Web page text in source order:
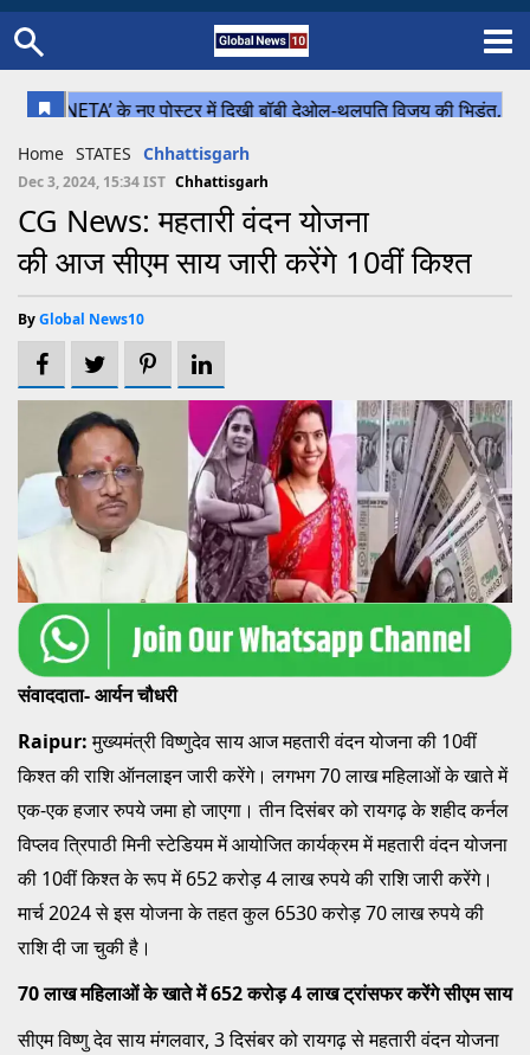
Uttar Pradesh
Chhattisgarh
Bihar
Cricket
Football
Home STATES Chhattisgarh
Dec 3, 2024, 15:34 IST Chhattisgarh
CG News: महतारी वंदन योजना
की आज सीएम साय जारी करेंगे 10वीं किश्त
ByGlobal News10
संवाददाता- आर्यन चौधरी
Raipur:मुख्यमंत्री विष्णुदेव साय आज महतारी वंदन योजना की 10वीं
किश्त की राशि ऑनलाइन जारी करेंगे। लगभग 70 लाख महिलाओं के खाते में
एक-एक हजार रुपये जमा हो जाएगा। तीन दिसंबर को रायगढ़ के शहीद कर्नल
विप्लव त्रिपाठी मिनी स्टेडियम में आयोजित कार्यक्रम में महतारी वंदन योजना
की 10वीं किश्त के रूप में 652 करोड़ 4 लाख रुपये की राशि जारी करेंगे।
मार्च 2024 से इस योजना के तहत कुल 6530 करोड़ 70 लाख रुपये की
राशि दी जा चुकी है।
70 लाख महिलाओं के खाते में 652 करोड़ 4 लाख ट्रांसफर करेंगे सीएम साय
सीएम विष्णु देव साय मंगलवार, 3 दिसंबर को रायगढ़ से महतारी वंदन योजना